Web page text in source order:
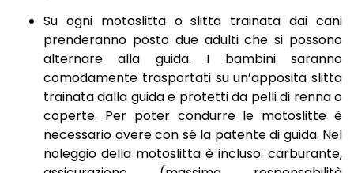
Su ogni motoslitta o slitta trainata dai cani
prenderanno posto due adulti che si possono
alternare alla guida. I bambini saranno
comodamente trasportati su un’apposita slitta
trainata dalla guida e protetti da pelli di renna o
coperte. Per poter condurre le motoslitte è
necessario avere con sé la patente di guida. Nel
noleggio della motoslitta è incluso: carburante,